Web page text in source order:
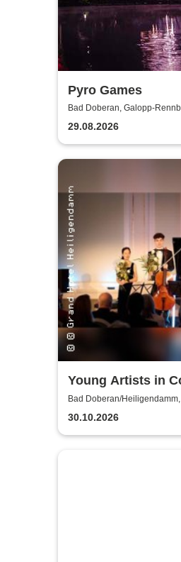
Pyro Games
Bad Doberan, Galopp-
29.08.2026
Young Artists in
Bad Doberan/Heiligendamm,
Heiligendamm
30.10.2026